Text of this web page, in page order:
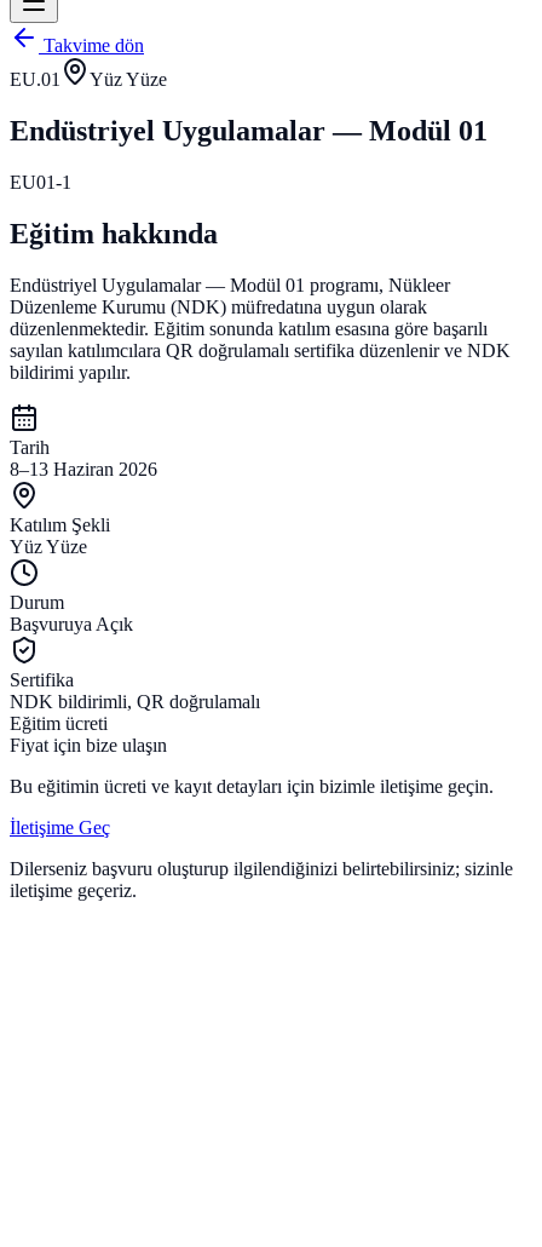
Takvime dön
EU.01
Yüz Yüze
Endüstriyel Uygulamalar — Modül 01
EU01-1
Eğitim hakkında
Endüstriyel Uygulamalar — Modül 01 programı, Nükleer
Düzenleme Kurumu (NDK) müfredatına uygun olarak
düzenlenmektedir. Eğitim sonunda katılım esasına göre başarılı
sayılan katılımcılara QR doğrulamalı sertifika düzenlenir ve NDK
bildirimi yapılır.
Tarih
8–13 Haziran 2026
Katılım Şekli
Yüz Yüze
Durum
Başvuruya Açık
Sertifika
NDK bildirimli, QR doğrulamalı
Eğitim ücreti
Fiyat için bize ulaşın
Bu eğitimin ücreti ve kayıt detayları için bizimle iletişime geçin.
İletişime Geç
Dilerseniz başvuru oluşturup ilgilendiğinizi belirtebilirsiniz; sizinle
iletişime geçeriz.